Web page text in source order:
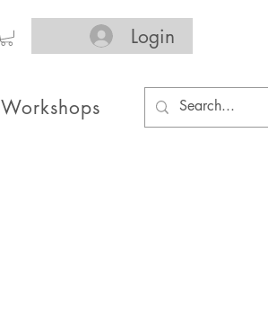
Login
Workshops